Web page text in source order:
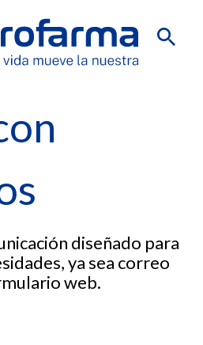
diseñado para
ya sea correo
web.